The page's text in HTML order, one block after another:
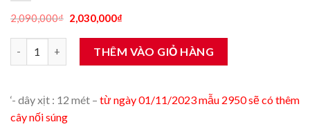
2,090,000₫ Giá
gốc
2,090,000₫.
2,030,000₫Giá
tại
là:
Máy rửa xe Dekton DK-CWR-2950 - 2950W (chỉnh áp) số lượng
THÊM VÀO GIỎ HÀNG
‘- dây xịt : 12 mét – từ ngày 01/11/2023 mẫu 2950 sẽ có thêm
cây nối súng